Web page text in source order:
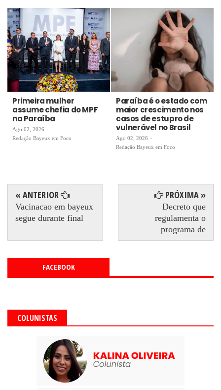
Primeira mulher
assume chefia do MPF
na Paraíba
Ago 02, 2026 -
Redação Bayeux em Foco
Paraíba é o estado com
maior crescimento nos
casos de estupro de
vulnerável no Brasil
Ago 02, 2026 -
Redação Bayeux em Foco
« ANTERIOR
Vacinacao em bayeux
segue durante final
PRÓXIMA »
Decreto que
regulamenta o
programa de
FACEBOOK
COLUNISTAS